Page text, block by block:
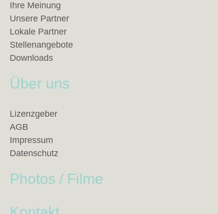
Ihre Meinung
Unsere Partner
Lokale Partner
Stellenangebote
Downloads
Über uns
Lizenzgeber
AGB
Impressum
Datenschutz
Photos / Filme